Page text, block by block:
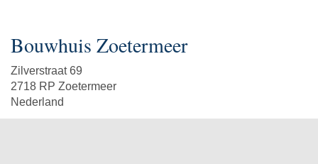
Bouwhuis Zoetermeer
Zilverstraat 69
2718 RP Zoetermeer
Nederland